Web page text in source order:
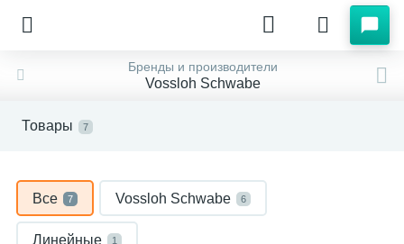
Бренды и производители
Vossloh Schwabe
Товары 7
Все 7 Vossloh Schwabe 6
Линейные 1